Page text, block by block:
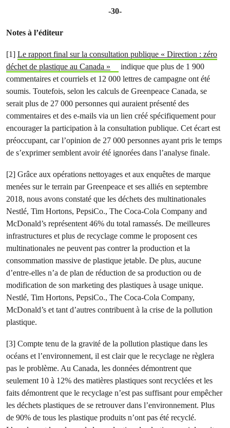
-30-
Notes à l’éditeur
[1] Le rapport final sur la consultation publique « Direction : zéro
déchet de plastique au Canada »
indique que plus de 1 900
commentaires et courriels et 12 000 lettres de campagne ont été
soumis. Toutefois, selon les calculs de Greenpeace Canada, se
serait plus de 27 000 personnes qui auraient présenté des
commentaires et des e-mails via un lien créé spécifiquement pour
encourager la participation à la consultation publique. Cet écart est
préoccupant, car l’opinion de 27 000 personnes ayant pris le temps
de s’exprimer semblent avoir été ignorées dans l’analyse finale.
[2] Grâce aux opérations nettoyages et aux enquêtes de marque
menées sur le terrain par Greenpeace et ses alliés en septembre
2018, nous avons constaté que les déchets des multinationales
Nestlé, Tim Hortons, PepsiCo., The Coca-Cola Company and
McDonald’s représentent 46% du total ramassés. De meilleures
infrastructures et plus de recyclage comme le proposent ces
multinationales ne peuvent pas contrer la production et la
consommation massive de plastique jetable. De plus, aucune
d’entre-elles n’a de plan de réduction de sa production ou de
modification de son marketing des plastiques à usage unique.
Nestlé, Tim Hortons, PepsiCo., The Coca-Cola Company,
McDonald’s et tant d’autres contribuent à la crise de la pollution
plastique.
[3] Compte tenu de la gravité de la pollution plastique dans les
océans et l’environnement, il est clair que le recyclage ne règlera
pas le problème. Au Canada, les données démontrent que
seulement 10 à 12% des matières plastiques sont recyclées et les
faits démontrent que le recyclage n’est pas suffisant pour empêcher
les déchets plastiques de se retrouver dans l’environnement. Plus
de 90% de tous les plastique produits n’ont pas été recyclé.